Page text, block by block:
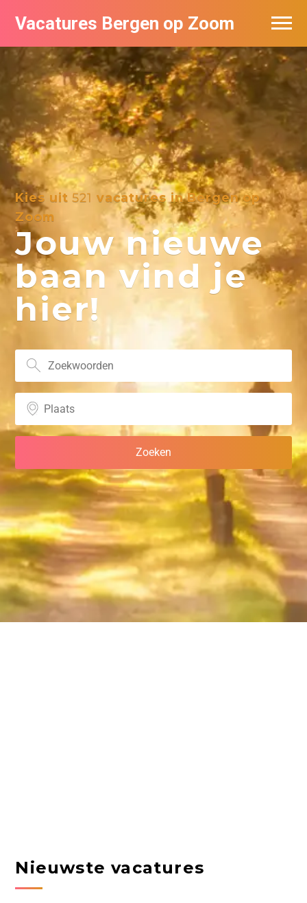
Vacatures Bergen op Zoom
Kies uit521 vacatures in Bergen op
Zoom
Jouw nieuwe
baan vind je
hier!
Nieuwste vacatures
Vacatures per bedrijf
De populairste vacatures in Bergen op
Zoom